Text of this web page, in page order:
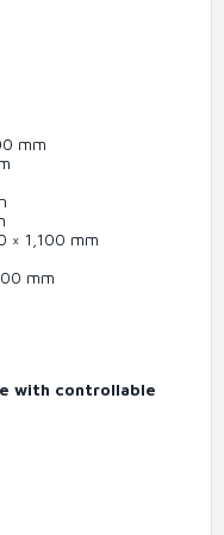
mm
× 1,100 mm
mm
with controllable